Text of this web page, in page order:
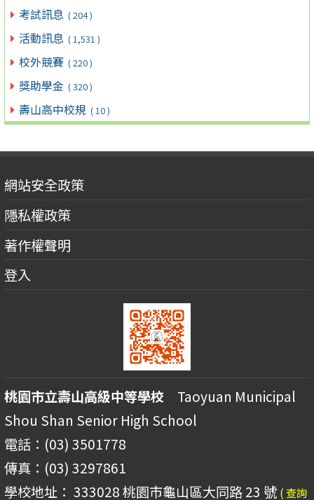
考試訊息 ( 204 )
活動訊息 ( 1,531 )
校外競賽 ( 220 )
獎助學金 ( 320 )
壽山高中校規 ( 10 )
網站安全政策
隱私權政策
著作權聲明
登入
桃園市立壽山高級中等學校 Taoyuan Municipal
Shou Shan Senior High School
電話：(03) 3501778
傳真：(03) 3297861
學校地址： 333028 桃園市龜山區大同路 23 號 ( 查詢